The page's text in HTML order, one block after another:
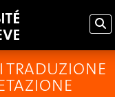
TRADUZIONE